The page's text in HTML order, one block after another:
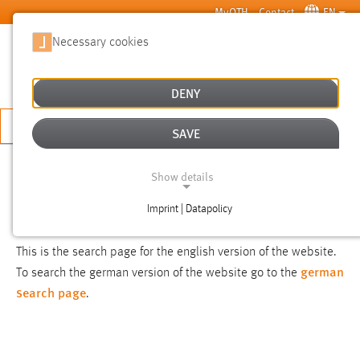
Skip to main content MyOTH Contact EN
APPLY NOW
This is the search page for the english version of the website.
To search the german version of the website go to the german
search page.
Necessary cookies
DENY
SAVE
Show details
Imprint | Datapolicy